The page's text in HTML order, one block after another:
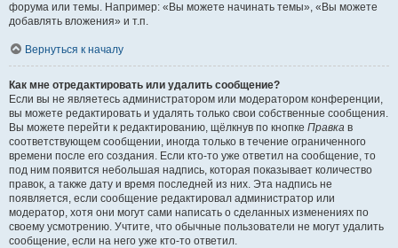
форума или темы. Например: «Вы можете начинать темы», «Вы можете
добавлять вложения» и т.п.
Вернуться к началу
Как мне отредактировать или удалить сообщение?
Если вы не являетесь администратором или модератором конференции,
вы можете редактировать и удалять только свои собственные сообщения.
Вы можете перейти к редактированию, щёлкнув по кнопке Правка в
соответствующем сообщении, иногда только в течение ограниченного
времени после его создания. Если кто-то уже ответил на сообщение, то
под ним появится небольшая надпись, которая показывает количество
правок, а также дату и время последней из них. Эта надпись не
появляется, если сообщение редактировал администратор или
модератор, хотя они могут сами написать о сделанных изменениях по
своему усмотрению. Учтите, что обычные пользователи не могут удалить
сообщение, если на него уже кто-то ответил.